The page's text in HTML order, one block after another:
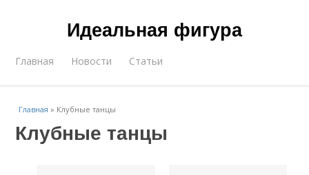
Идеальная фигура
Главная Новости Статьи
Главная » Клубные танцы
Клубные танцы